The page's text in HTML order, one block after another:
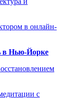
в онлайн-
в Нью-Йорке
с